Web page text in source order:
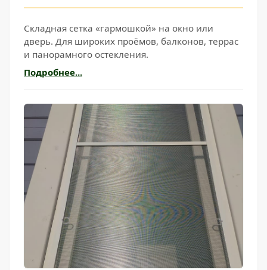
Складная сетка «гармошкой» на окно или
дверь. Для широких проёмов, балконов, террас
и панорамного остекления.
Подробнее...